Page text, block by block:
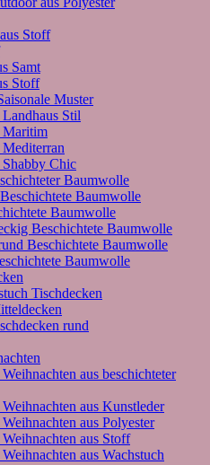
Stoff
Samt
Stoff
Muster
Stil
Maritim
Chic
Baumwolle
Baumwolle
Baumwolle
Beschichtete Baumwolle
Beschichtete Baumwolle
Baumwolle
Tischdecken
rund
aus beschichteter
aus Kunstleder
aus Polyester
aus Stoff
aus Wachstuch